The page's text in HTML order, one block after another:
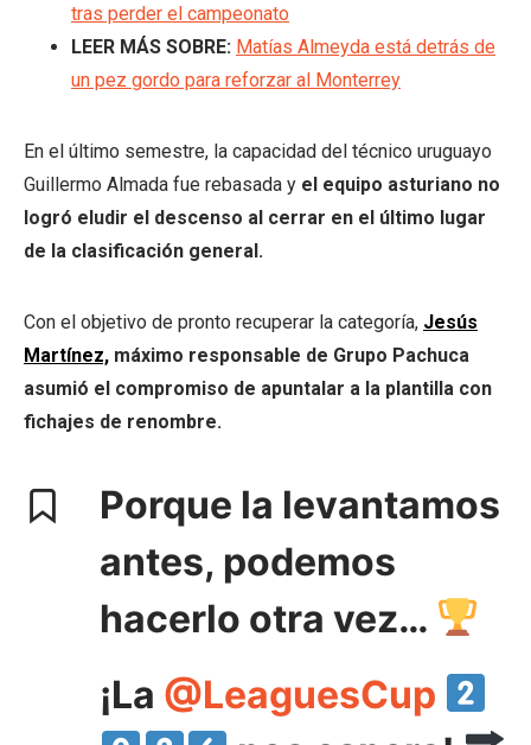
tras perder el campeonato
LEER MÁS SOBRE: Matías Almeyda está detrás de
un pez gordo para reforzar al Monterrey
En el último semestre, la capacidad del técnico uruguayo
Guillermo Almada fue rebasada y el equipo asturiano no
logró eludir el descenso al cerrar en el último lugar
de la clasificación general.
Con el objetivo de pronto recuperar la categoría, Jesús
Martínez, máximo responsable de Grupo Pachuca
asumió el compromiso de apuntalar a la plantilla con
fichajes de renombre.
Porque la levantamos
antes, podemos
hacerlo otra vez…
¡La @LeaguesCup